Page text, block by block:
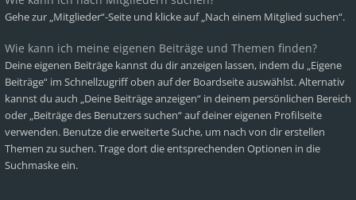
Gehe zur „Mitglieder“-Seite und klicke auf „Nach einem Mitglied suchen“.
Wie kann ich meine eigenen Beiträge und Themen finden?
Deine eigenen Beiträge kannst du dir anzeigen lassen, indem du „Eigene
Beiträge“ im Schnellzugriff oben auf der Boardseite auswählst. Alternativ
kannst du auch „Deine Beiträge anzeigen“ in deinem persönlichen Bereich
oder „Beiträge des Benutzers suchen“ auf deiner eigenen Profilseite
verwenden. Benutze die erweiterte Suche, um nach von dir erstellen
Themen zu suchen. Trage dort die entsprechenden Optionen in die
Suchmaske ein.